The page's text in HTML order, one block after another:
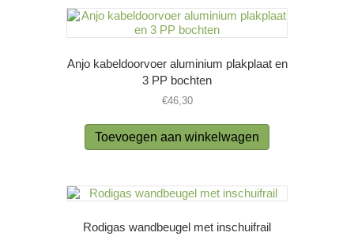
Anjo kabeldoorvoer aluminium plakplaat en
3 PP bochten
€46,30
Toevoegen aan winkelwagen
Rodigas wandbeugel met inschuifrail